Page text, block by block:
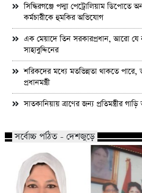
সিদ্ধিরগঞ্জে পদ্মা পেট্রোলিয়াম ডিপোতে
কর্মচারীকে হুমকির অভিযোগ
এক মেয়াদে তিন সরকারপ্রধান, আরো যে
সাহাবুদ্দিনের
শরিকদের মধ্যে মতভিন্নতা থাকতে পারে,
প্রধানমন্ত্রী
সাতকানিয়ায় ত্রাণের জন্য প্রতিমন্ত্রীর
সর্বোচ্চ পঠিত - দেশজুড়ে